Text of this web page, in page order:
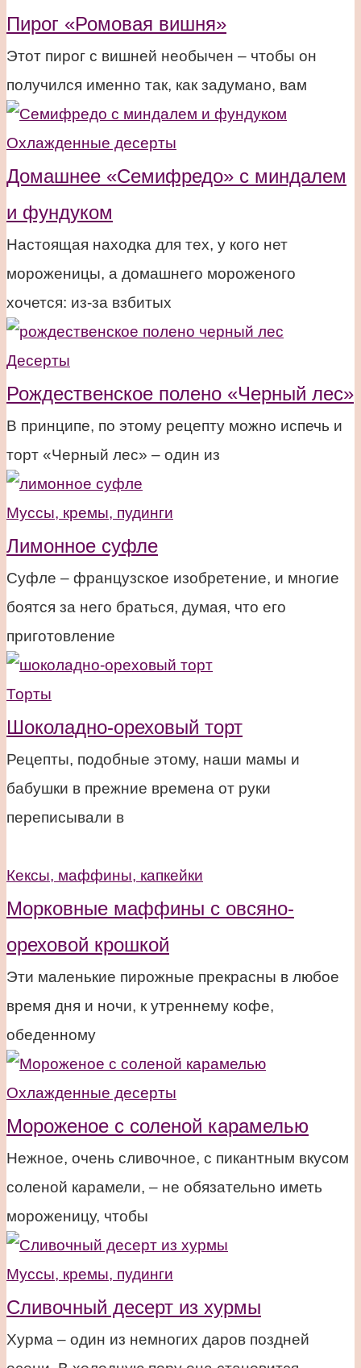
Пирог «Ромовая вишня»
Этот пирог с вишней необычен – чтобы он
получился именно так, как задумано, вам
Охлажденные десерты
Домашнее «Семифредо» с миндалем
и фундуком
Настоящая находка для тех, у кого нет
мороженицы, а домашнего мороженого
хочется: из-за взбитых
Десерты
Рождественское полено «Черный лес»
В принципе, по этому рецепту можно испечь и
торт «Черный лес» – один из
Муссы, кремы, пудинги
Лимонное суфле
Суфле – французское изобретение, и многие
боятся за него браться, думая, что его
приготовление
Торты
Шоколадно-ореховый торт
Рецепты, подобные этому, наши мамы и
бабушки в прежние времена от руки
переписывали в
Кексы, маффины, капкейки
Морковные маффины с овсяно-
ореховой крошкой
Эти маленькие пирожные прекрасны в любое
время дня и ночи, к утреннему кофе,
обеденному
Охлажденные десерты
Мороженое с соленой карамелью
Нежное, очень сливочное, с пикантным вкусом
соленой карамели, – не обязательно иметь
мороженицу, чтобы
Муссы, кремы, пудинги
Сливочный десерт из хурмы
Хурма – один из немногих даров поздней